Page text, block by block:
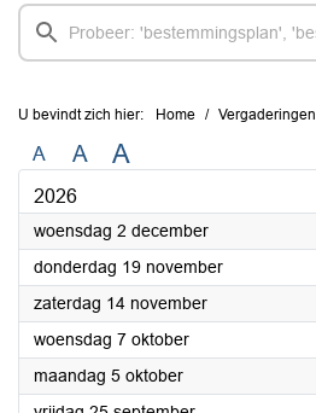
U bevindt zich hier: Home Vergaderingen
A A A
2026
woensdag 2 december2026
donderdag 19 november2026
zaterdag 14 november2026
woensdag 7 oktober2026
maandag 5 oktober2026